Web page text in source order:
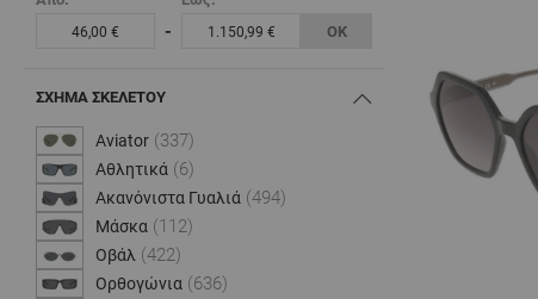
46,00 € - 1.150,99 € ΟΚ
ΣΧΉΜΑ ΣΚΕΛΕΤΟΎ
Aviator (337)
Αθλητικά (6)
Ακανόνιστα Γυαλιά (494)
Μάσκα (112)
Οβάλ (422)
Ορθογώνια (636)